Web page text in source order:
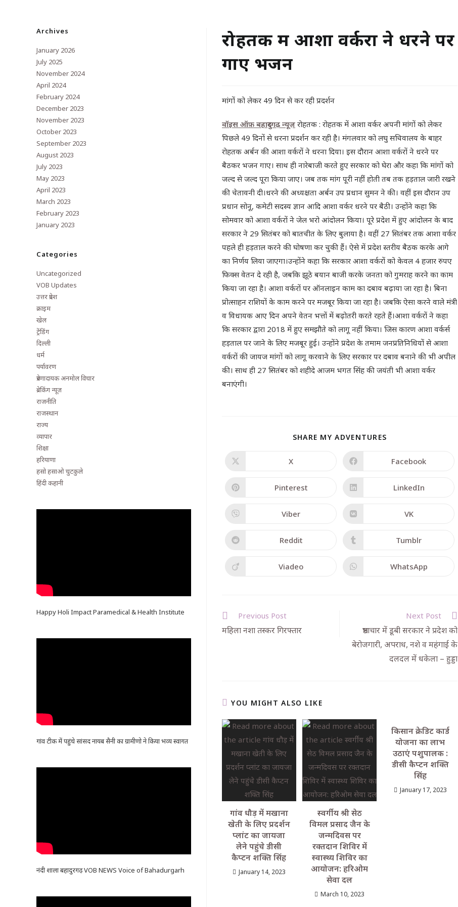
रोहतक में आशा वर्करों ने धरने पर
गाए भजन
मांगों को लेकर 49 दिन से कर रही प्रदर्शन
वॉइस ऑफ़ बहादुरगढ़ न्यूज़ रोहतक : रोहतक में आशा वर्कर अपनी मांगों को लेकर
पिछले 49 दिनों से धरना प्रदर्शन कर रही है। मंगलवार को लघु सचिवालय के बाहर
रोहतक अर्बन की आशा वर्करों ने धरना दिया। इस दौरान आशा वर्करों ने धरने पर
बैठकर भजन गाए। साथ ही नारेबाजी करते हुए सरकार को घेरा और कहा कि मांगों को
जल्द से जल्द पूरा किया जाए। जब तक मांग पूरी नहीं होती तब तक हड़ताल जारी रखने
की चेतावनी दी।धरने की अध्यक्षता अर्बन उप प्रधान सुमन ने की। वहीं इस दौरान उप
प्रधान सोनू, कमेटी सदस्य ज्ञान आदि आशा वर्कर धरने पर बैठी। उन्होंने कहा कि
सोमवार को आशा वर्करों ने जेल भरो आंदोलन किया। पूरे प्रदेश में हुए आंदोलन के बाद
सरकार ने 29 सितंबर को बातचीत के लिए बुलाया है। वहीं 27 सितंबर तक आशा वर्कर
पहले ही हड़ताल करने की घोषणा कर चुकी हैं। ऐसे में प्रदेश स्तरीय बैठक करके आगे
का निर्णय लिया जाएगा।उन्होंने कहा कि सरकार आशा वर्करों को केवल 4 हजार रुपए
फिक्स वेतन दे रही है, जबकि झूठे बयान बाजी करके जनता को गुमराह करने का काम
किया जा रहा है। आशा वर्करों पर ऑनलाइन काम का दबाव बढ़ाया जा रहा है। बिना
प्रोत्साहन राशियों के काम करने पर मजबूर किया जा रहा है। जबकि ऐसा करने वाले मंत्री
व विधायक आए दिन अपने वेतन भत्तों में बढ़ोतरी करते रहते हैं।आशा वर्करों ने कहा
कि सरकार द्वारा 2018 में हुए समझौते को लागू नहीं किया। जिस कारण आशा वर्कर्स
हड़ताल पर जाने के लिए मजबूर हुई। उन्होंने प्रदेश के तमाम जनप्रतिनिधियों से आशा
वर्करों की जायज मांगों को लागू करवाने के लिए सरकार पर दबाव बनाने की भी अपील
की। साथ ही 27 सितंबर को शहीदे आजम भगत सिंह की जयंती भी आशा वर्कर
बनाएंगी।
SHARE MY ADVENTURES
X Facebook
Pinterest LinkedIn
Viber VK
Reddit Tumblr
Viadeo WhatsApp
Previous Post
महिला नशा तस्कर गिरफ्तार
Next Post
भ्रष्टाचार में डूबी सरकार ने प्रदेश को
बेरोजगारी, अपराध, नशे व महंगाई के
दलदल में धकेला – हुड्डा
YOU MIGHT ALSO LIKE
गांव धौड़ में मखाना
खेती के लिए प्रदर्शन
प्लांट का जायजा
लेने पहुंचे डीसी
कैप्टन शक्ति सिंह
January 14, 2023
स्वर्गीय श्री सेठ
विमल प्रसाद जैन के
जन्मदिवस पर
रक्तदान शिविर में
स्वास्थ्य शिविर का
आयोजन: हरिओम
सेवा दल
March 10, 2023
किसान क्रेडिट कार्ड
योजना का लाभ
उठाएं पशुपालक :
डीसी कैप्टन शक्ति
सिंह
January 17, 2023
Archives
January 2026
July 2025
November 2024
April 2024
February 2024
December 2023
November 2023
October 2023
September 2023
August 2023
July 2023
May 2023
April 2023
March 2023
February 2023
January 2023
Categories
Uncategorized
VOB Updates
उत्तर प्रदेश
क्राइम
खेल
ट्रेंडिंग
दिल्ली
धर्म
पर्यावरण
प्रेरणादायक अनमोल विचार
ब्रेकिंग न्यूज़
राजनीति
राजस्थान
राज्य
व्यापार
शिक्षा
हरियाणा
हसो हसाओ चुटकुले
हिंदी कहानी
Happy Holi Impact Paramedical & Health Institute
गांव टीक में पहुंचे सांसद नायब सैनी का ग्रामीणो ने किया भव्य स्वागत
नंदी शाला बहादुरगढ़ VOB NEWS Voice of Bahadurgarh